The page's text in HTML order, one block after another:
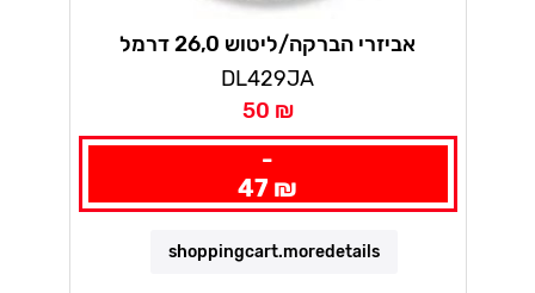
אביזרי הברקה/ליטוש 26,0 דרמל
DL429JA
50 ₪
-
47 ₪
shoppingcart.moredetails